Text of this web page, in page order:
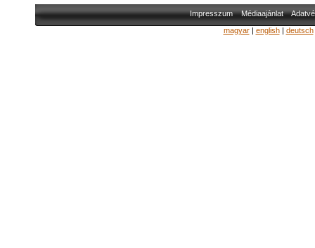
Impresszum Médiaajánlat
magyar| english| deutsch